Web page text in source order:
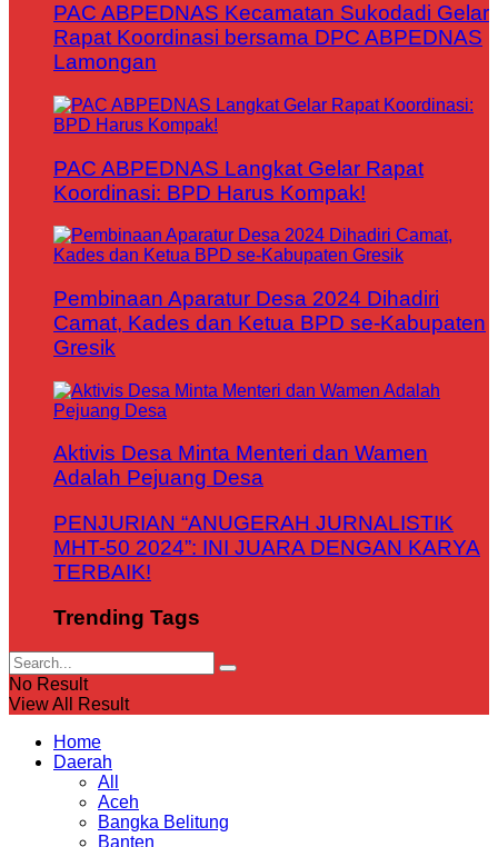
PAC ABPEDNAS Kecamatan Sukodadi Gelar
Rapat Koordinasi bersama DPC ABPEDNAS
Lamongan
PAC ABPEDNAS Langkat Gelar Rapat
Koordinasi: BPD Harus Kompak!
Pembinaan Aparatur Desa 2024 Dihadiri
Camat, Kades dan Ketua BPD se-Kabupaten
Gresik
Aktivis Desa Minta Menteri dan Wamen
Adalah Pejuang Desa
PENJURIAN “ANUGERAH JURNALISTIK
MHT-50 2024”: INI JUARA DENGAN KARYA
TERBAIK!
Trending Tags
No Result
View All Result
Home
Daerah
All
Aceh
Bangka Belitung
Banten